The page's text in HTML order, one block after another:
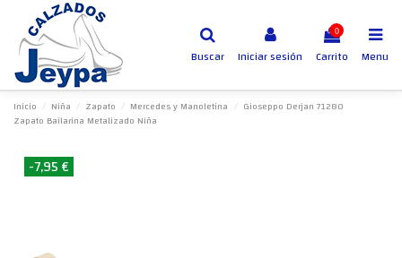
Buscar Iniciar sesión
0
Carrito Menu
Inicio Niña Zapato Mercedes y Manoletina
Gioseppo Derjan 71280
Zapato Bailarina Metalizado Niña
-7,95 €